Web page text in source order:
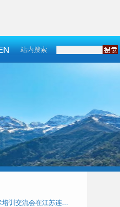
站内搜索
训交流会在江苏连...